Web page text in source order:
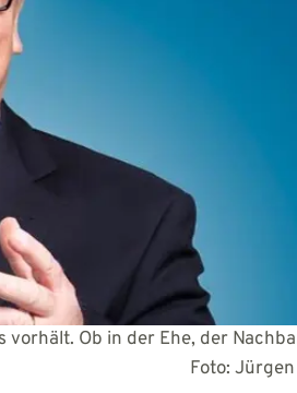
vorhält. Ob in der Ehe, der
Festen. Foto: Jürgen